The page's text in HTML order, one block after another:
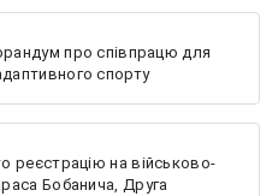
про співпрацю для
спорту
реєстрацію на військово-
Бобанича, Друга